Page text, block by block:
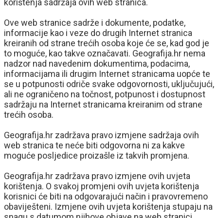
korištenja sadržaja ovih web stranica.
Ove web stranice sadrže i dokumente, podatke,
informacije kao i veze do drugih Internet stranica
kreiranih od strane trećih osoba koje će se, kad god je
to moguće, kao takve označavati. Geografija.hr nema
nadzor nad navedenim dokumentima, podacima,
informacijama ili drugim Internet stranicama uopće te
se u potpunosti odriče svake odgovornosti, uključujući,
ali ne ograničeno na točnost, potpunost i dostupnost
sadržaju na Internet stranicama kreiranim od strane
trećih osoba.
Geografija.hr zadržava pravo izmjene sadržaja ovih
web stranica te neće biti odgovorna ni za kakve
moguće posljedice proizašle iz takvih promjena.
Geografija.hr zadržava pravo izmjene ovih uvjeta
korištenja. O svakoj promjeni ovih uvjeta korištenja
korisnici će biti na odgovarajući način i pravovremeno
obaviješteni. Izmjene ovih uvjeta korištenja stupaju na